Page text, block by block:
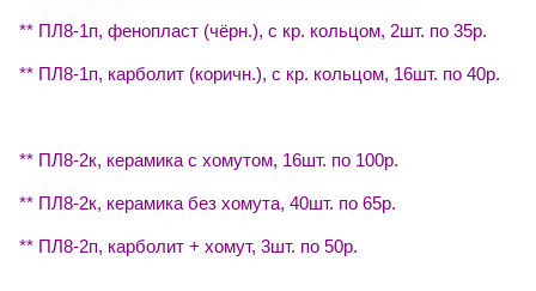
** ПЛ8-1п, фенопласт (чёрн.), с кр. кольцом, 2шт. по 35р.
** ПЛ8-1п, карболит (коричн.), с кр. кольцом, 16шт. по 40р.
** ПЛ8-2к, керамика с хомутом, 16шт. по 100р.
** ПЛ8-2к, керамика без хомута, 40шт. по 65р.
** ПЛ8-2п, карболит + хомут, 3шт. по 50р.